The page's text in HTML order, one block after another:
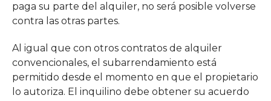
paga su parte del alquiler, no será posible volverse
contra las otras partes.
Al igual que con otros contratos de alquiler
convencionales, el subarrendamiento está
permitido desde el momento en que el propietario
lo autoriza. El inquilino debe obtener su acuerdo